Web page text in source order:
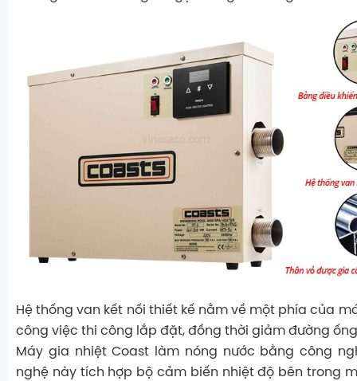
Hệ thống van kết nối thiết kế nằm về một phía của
công việc thi công lắp đặt, đồng thời giảm đường
Máy gia nhiệt Coast làm nóng nước bằng công
nghệ này tích hợp bộ cảm biến nhiệt độ bên trong